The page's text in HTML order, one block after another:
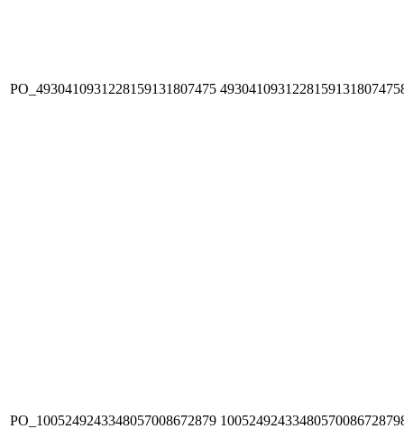
PO_4930410931228159131807475
PO_1005249243348057008672879